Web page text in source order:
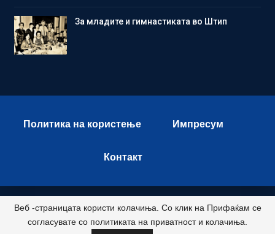
Зa младите и гимнастиката во Штип
Политика на користење Импресум
Контакт
© 2026 - Istok Press. All Rights Reserved.
Развиено и хостирано од
Веб -страницата користи колачиња. Со клик на Прифаќам се
согласувате со политиката на приватност и колачиња.